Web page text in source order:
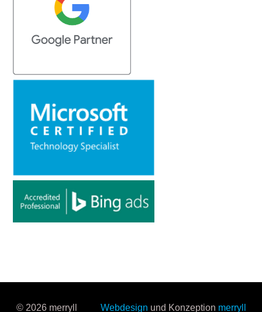
© 2026 merryll Webdesign und Konzeption merryll